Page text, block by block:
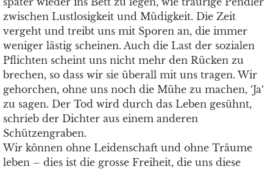
zwischen Lustlosigkeit und Müdigkeit. Die Zeit
vergeht und treibt uns mit Sporen an, die immer
weniger lästig scheinen. Auch die Last der sozialen
Pflichten scheint uns nicht mehr den Rücken zu
brechen, so dass wir sie überall mit uns tragen. Wir
gehorchen, ohne uns noch die Mühe zu machen, ‘Ja‘
zu sagen. Der Tod wird durch das Leben gesühnt,
schrieb der Dichter aus einem anderen
Schützengraben.
Wir können ohne Leidenschaft und ohne Träume
leben – dies ist die grosse Freiheit, die uns diese